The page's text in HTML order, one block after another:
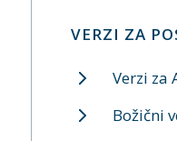
VERZI ZA
Verzi za
Božični